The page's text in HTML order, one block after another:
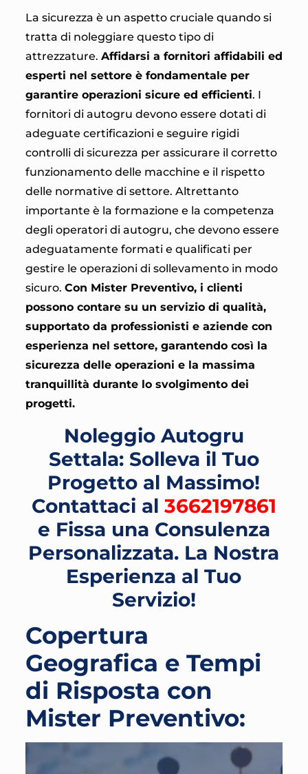
La sicurezza è un aspetto cruciale quando si
tratta di noleggiare questo tipo di
attrezzature. Affidarsi a fornitori affidabili ed
esperti nel settore è fondamentale per
garantire operazioni sicure ed efficienti. I
fornitori di autogru devono essere dotati di
adeguate certificazioni e seguire rigidi
controlli di sicurezza per assicurare il corretto
funzionamento delle macchine e il rispetto
delle normative di settore. Altrettanto
importante è la formazione e la competenza
degli operatori di autogru, che devono essere
adeguatamente formati e qualificati per
gestire le operazioni di sollevamento in modo
sicuro. Con Mister Preventivo, i clienti
possono contare su un servizio di qualità,
supportato da professionisti e aziende con
esperienza nel settore, garantendo così la
sicurezza delle operazioni e la massima
tranquillità durante lo svolgimento dei
progetti.
Noleggio Autogru
Settala: Solleva il Tuo
Progetto al Massimo!
Contattaci al 3662197861
e Fissa una Consulenza
Personalizzata. La Nostra
Esperienza al Tuo
Servizio!
Copertura
Geografica e Tempi
di Risposta con
Mister Preventivo: